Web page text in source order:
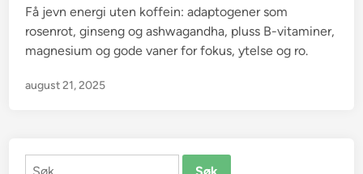
i
n
Få jevn energi uten koffein: adaptogener som
rosenrot, ginseng og ashwagandha, pluss B-vitaminer,
magnesium og gode vaner for fokus, ytelse og ro.
august 21, 2025
Søk